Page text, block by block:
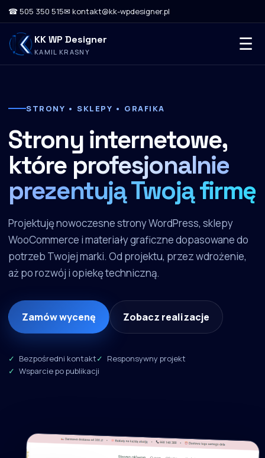
☎ 505 350 515✉ kontakt@kk-wpdesigner.pl
KK WP Designer
KAMIL KRASNY ☰
STRONY • SKLEPY • GRAFIKA
Strony internetowe,
które profesjonalnie
prezentują Twoją firmę
Projektuję nowoczesne strony WordPress, sklepy
WooCommerce i materiały graficzne dopasowane do
potrzeb Twojej marki. Od projektu, przez wdrożenie,
aż po rozwój i opiekę techniczną.
Zamów wycenę Zobacz realizacje
Bezpośredni kontakt
Responsywny projekt
Wsparcie po publikacji